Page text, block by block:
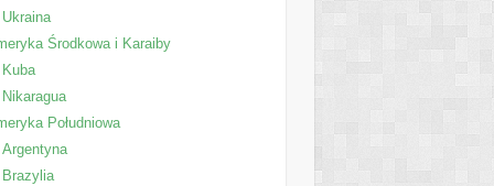
Ukraina
Środkowa i Karaiby
Kuba
Nikaragua
Południowa
Argentyna
Brazylia